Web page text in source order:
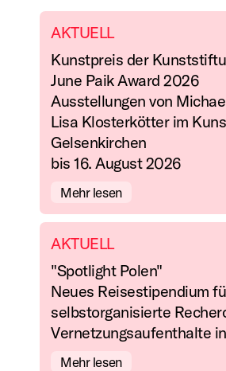
AKTUELL
Kunstpreis der
June Paik Award 2026
Ausstellungen von
Lisa Klosterkötter im
Gelsenkirchen
bis 16. August 2026
Mehr lesen
AKTUELL
"Spotlight Polen"
Neues Reisestipendium
selbstorganisierte
Vernetzungsaufenthalte
Mehr lesen